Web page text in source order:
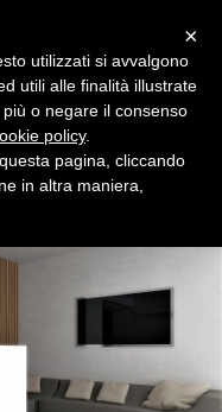
i tuoi immobili
×
utilizzati si avvalgono
utili alle finalità illustrate
o negare il consenso
policy.
pagina, cliccando
in altra maniera,